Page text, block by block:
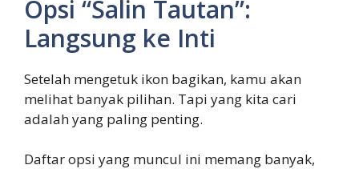
Opsi “Salin Tautan”:
Langsung ke Inti
Setelah mengetuk ikon bagikan, kamu akan
melihat banyak pilihan. Tapi yang kita cari
adalah yang paling penting.
Daftar opsi yang muncul ini memang banyak,